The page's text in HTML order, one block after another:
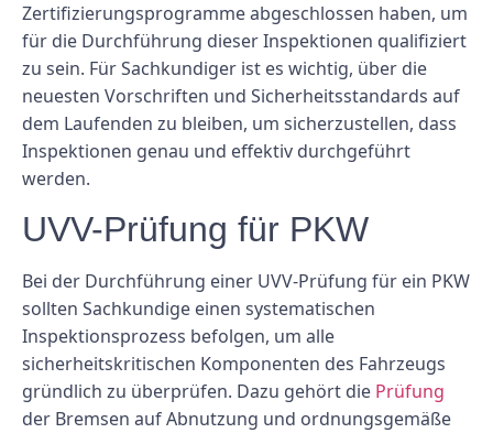
Zertifizierungsprogramme abgeschlossen haben, um
für die Durchführung dieser Inspektionen qualifiziert
zu sein. Für Sachkundiger ist es wichtig, über die
neuesten Vorschriften und Sicherheitsstandards auf
dem Laufenden zu bleiben, um sicherzustellen, dass
Inspektionen genau und effektiv durchgeführt
werden.
UVV-Prüfung für PKW
Bei der Durchführung einer UVV-Prüfung für ein PKW
sollten Sachkundige einen systematischen
Inspektionsprozess befolgen, um alle
sicherheitskritischen Komponenten des Fahrzeugs
gründlich zu überprüfen. Dazu gehört die Prüfung
der Bremsen auf Abnutzung und ordnungsgemäße